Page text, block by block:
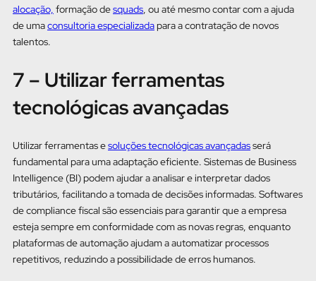
alocação, formação desquads, ou até mesmo contar com a ajuda
de umaconsultoria especializadapara a contratação de novos
talentos.
7 – Utilizar ferramentas
tecnológicas avançadas
Utilizar ferramentas esoluções tecnológicas avançadasserá
fundamental para uma adaptação eficiente. Sistemas de Business
Intelligence (BI) podem ajudar a analisar e interpretar dados
tributários, facilitando a tomada de decisões informadas. Softwares
de compliance fiscal são essenciais para garantir que a empresa
esteja sempre em conformidade com as novas regras, enquanto
plataformas de automação ajudam a automatizar processos
repetitivos, reduzindo a possibilidade de erros humanos.